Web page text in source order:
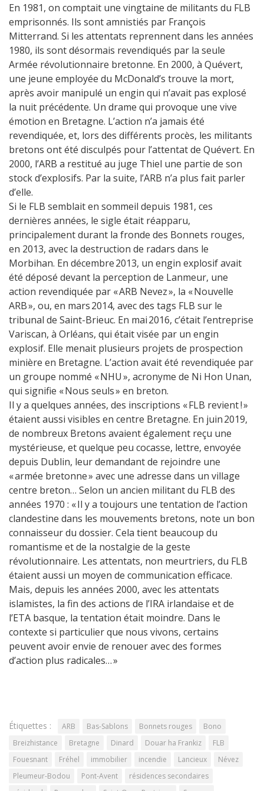
En 1981, on comptait une vingtaine de militants du FLB
emprisonnés. Ils sont amnistiés par François
Mitterrand. Si les attentats reprennent dans les années
1980, ils sont désormais revendiqués par la seule
Armée révolutionnaire bretonne. En 2000, à Quévert,
une jeune employée du McDonald’s trouve la mort,
après avoir manipulé un engin qui n’avait pas explosé
la nuit précédente. Un drame qui provoque une vive
émotion en Bretagne. L’action n’a jamais été
revendiquée, et, lors des différents procès, les militants
bretons ont été disculpés pour l’attentat de Quévert. En
2000, l’ARB a restitué au juge Thiel une partie de son
stock d’explosifs. Par la suite, l’ARB n’a plus fait parler
d’elle.
Si le FLB semblait en sommeil depuis 1981, ces
dernières années, le sigle était réapparu,
principalement durant la fronde des Bonnets rouges,
en 2013, avec la destruction de radars dans le
Morbihan. En décembre 2013, un engin explosif avait
été déposé devant la perception de Lanmeur, une
action revendiquée par « ARB Nevez », la « Nouvelle
ARB », ou, en mars 2014, avec des tags FLB sur le
tribunal de Saint-Brieuc. En mai 2016, c’était l’entreprise
Variscan, à Orléans, qui était visée par un engin
explosif. Elle menait plusieurs projets de prospection
minière en Bretagne. L’action avait été revendiquée par
un groupe nommé « NHU », acronyme de Ni Hon Unan,
qui signifie « Nous seuls » en breton.
Il y a quelques années, des inscriptions « FLB revient ! »
étaient aussi visibles en centre Bretagne. En juin 2019,
de nombreux Bretons avaient également reçu une
mystérieuse, et quelque peu cocasse, lettre, envoyée
depuis Dublin, leur demandant de rejoindre une
« armée bretonne » avec une adresse dans un village
centre breton… Selon un ancien militant du FLB des
années 1970 : « Il y a toujours une tentation de l’action
clandestine dans les mouvements bretons, note un bon
connaisseur du dossier. Cela tient beaucoup du
romantisme et de la nostalgie de la geste
révolutionnaire. Les attentats, non meurtriers, du FLB
étaient aussi un moyen de communication efficace.
Mais, depuis les années 2000, avec les attentats
islamistes, la fin des actions de l’IRA irlandaise et de
l’ETA basque, la tentation était moindre. Dans le
contexte si particulier que nous vivons, certains
peuvent avoir envie de renouer avec des formes
d’action plus radicales… »
Étiquettes : ARB Bas-Sablons Bonnets rouges
Bono
Breizhistance
Bretagne Dinard Douar ha Frankiz
FLB
Fouesnant
Fréhel immobilier incendie Lancieux
Névez
Pleumeur-Bodou
Pont-Avent
résidences secondaires